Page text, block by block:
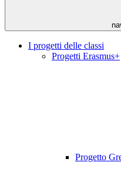
I progetti delle classi
Progetti Erasmus+
Progetto